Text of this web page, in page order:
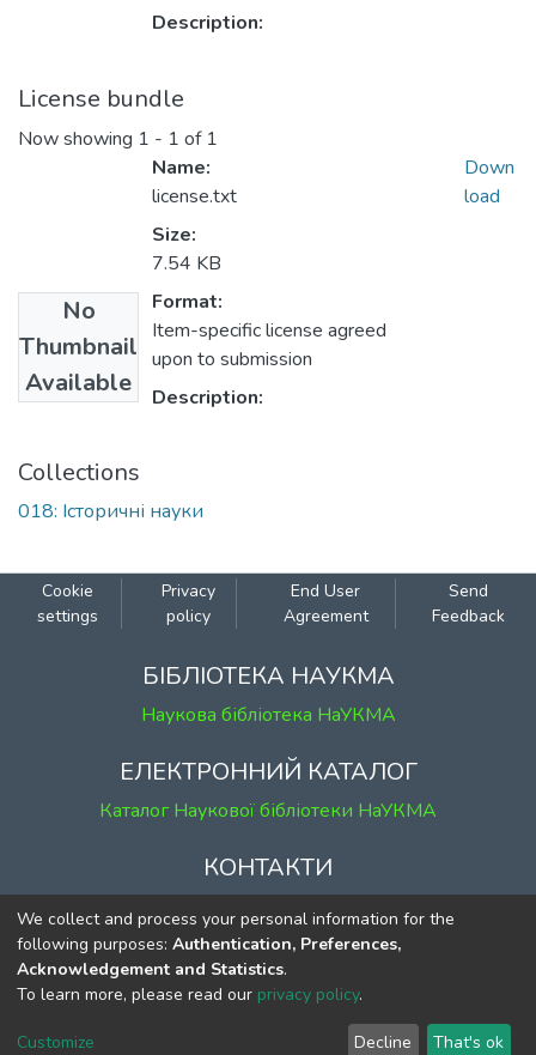
Description:
License bundle
Now showing 1 - 1 of 1
No
Thumbnail
Available
Name:
license.txt
Size:
7.54 KB
Format:
Item-specific license agreed
upon to submission
Description:
Down
load
Collections
018: Iсторичні науки
Cookie
settings
Privacy
policy
End User
Agreement
Send
Feedback
БІБЛІОТЕКА НАУКМА
Наукова бібліотека НаУКМА
ЕЛЕКТРОННИЙ КАТАЛОГ
Каталог Наукової бібліотеки НаУКМА
КОНТАКТИ
м. Київ, вул. Григорія Сковороди, 2
к. 1, к. 120
тел. (044) 463-69-31
ekmair@ukma.edu.ua
We collect and process your personal information for the
following purposes: Authentication, Preferences,
Acknowledgement and Statistics.
To learn more, please read our privacy policy.
Customize Decline That's ok